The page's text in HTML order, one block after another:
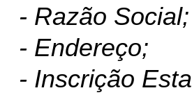
- Razão Social;
- Endereço;
- Inscrição